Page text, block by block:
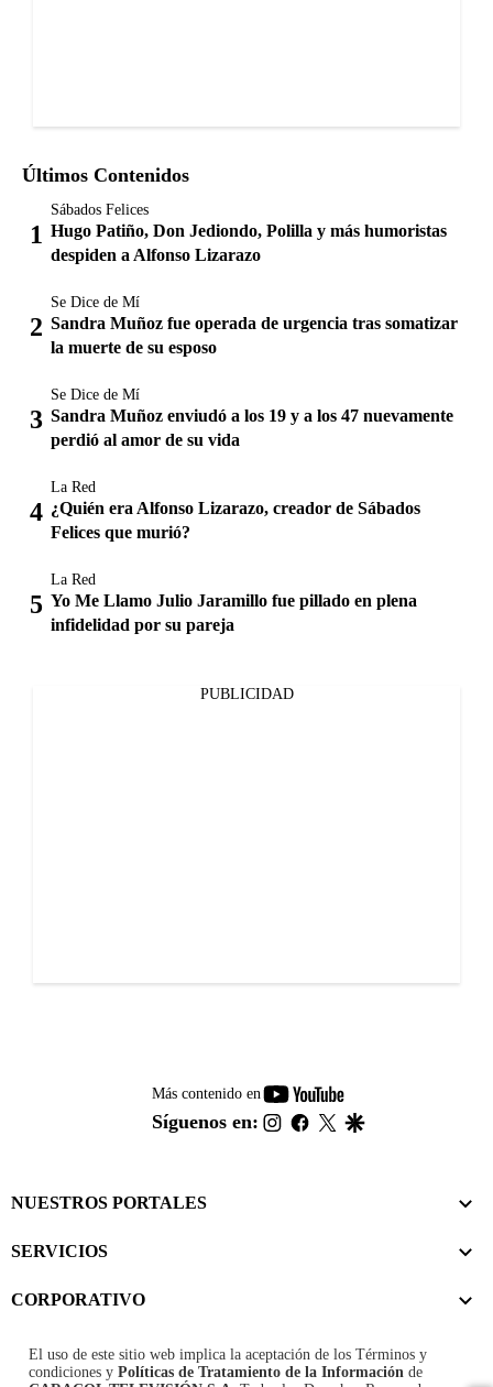
Últimos Contenidos
Sábados Felices
Hugo Patiño, Don Jediondo, Polilla y más humoristas
despiden a Alfonso Lizarazo
Se Dice de Mí
Sandra Muñoz fue operada de urgencia tras somatizar
la muerte de su esposo
Se Dice de Mí
Sandra Muñoz enviudó a los 19 y a los 47 nuevamente
perdió al amor de su vida
La Red
¿Quién era Alfonso Lizarazo, creador de Sábados
Felices que murió?
La Red
Yo Me Llamo Julio Jaramillo fue pillado en plena
infidelidad por su pareja
PUBLICIDAD
Más contenido en
youtube-
footer
Síguenos en: instagram
facebook
twitter
NUESTROS PORTALES
SERVICIOS
CORPORATIVO
El uso de este sitio web implica la aceptación de los Términos y
condiciones y Políticas de Tratamiento de la Información de